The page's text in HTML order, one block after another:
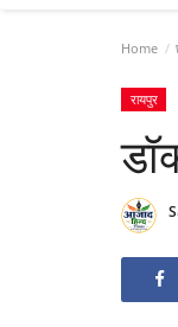
Home
रायपुर